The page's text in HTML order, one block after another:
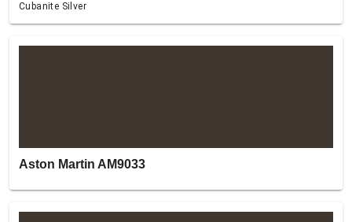
Cubanite Silver
Aston Martin AM9033